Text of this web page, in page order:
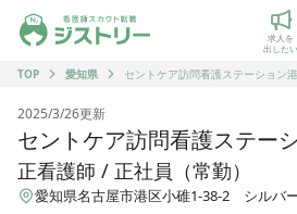
ジストリー 看護師の転職マッチング
求人を
出したい
TOP
愛知県 セントケア訪問看護ステーション
2025/3/26更新
セントケア訪問看護ステー
正看護師 / 正社員（常勤）
愛知県名古屋市港区小碓1-38-2 シルバ